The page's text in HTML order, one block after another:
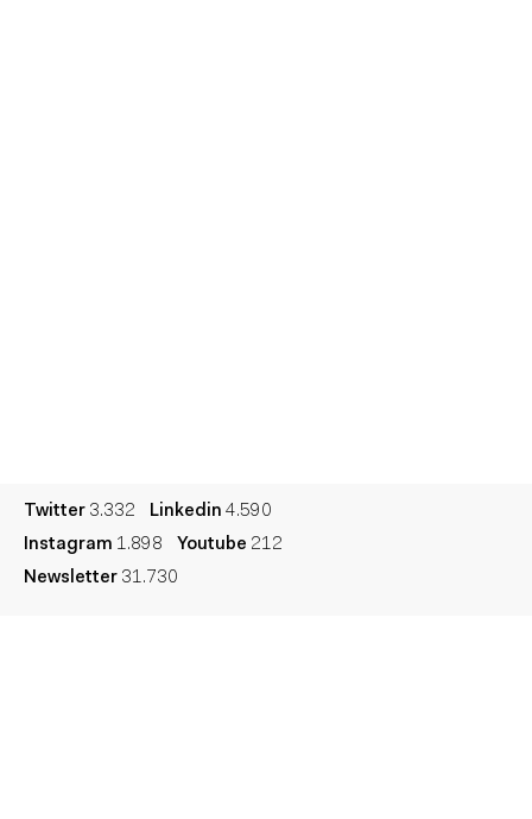
Twitter 3.332 Linkedin 4.590
Instagram 1.898 Youtube 212
Newsletter 31.730